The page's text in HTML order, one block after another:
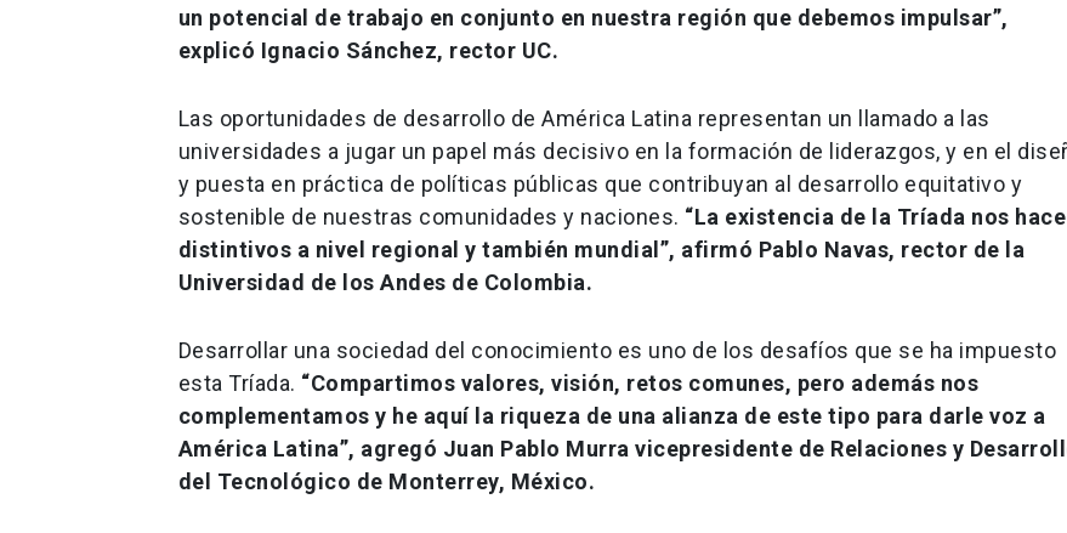
un potencial de trabajo en conjunto en nuestra región que debemos impulsar”,
explicó Ignacio Sánchez, rector UC.
Las oportunidades de desarrollo de América Latina representan un llamado a las
universidades a jugar un papel más decisivo en la formación de liderazgos, y en el
y puesta en práctica de políticas públicas que contribuyan al desarrollo equitativo y
sostenible de nuestras comunidades y naciones. “La existencia de la Tríada nos hace
distintivos a nivel regional y también mundial”, afirmó Pablo Navas, rector de la
Universidad de los Andes de Colombia.
Desarrollar una sociedad del conocimiento es uno de los desafíos que se ha impuesto
esta Tríada. “Compartimos valores, visión, retos comunes, pero además nos
complementamos y he aquí la riqueza de una alianza de este tipo para darle voz a
América Latina”, agregó Juan Pablo Murra vicepresidente de Relaciones y
del Tecnológico de Monterrey, México.